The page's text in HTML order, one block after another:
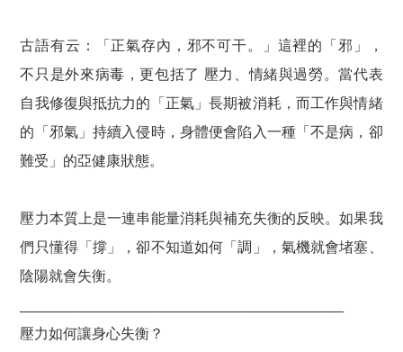
古語有云：「正氣存內，邪不可干。」這裡的「邪」，
不只是外來病毒，更包括了 壓力、情緒與過勞。當代表
自我修復與抵抗力的「正氣」長期被消耗，而工作與情緒
的「邪氣」持續入侵時，身體便會陷入一種「不是病，卻
難受」的亞健康狀態。
壓力本質上是一連串能量消耗與補充失衡的反映。如果我
們只懂得「撐」，卻不知道如何「調」，氣機就會堵塞、
陰陽就會失衡。
壓力如何讓身心失衡？